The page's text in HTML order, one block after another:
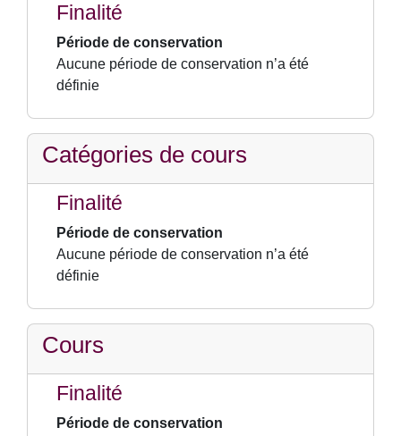
Finalité
Période de conservation
Aucune période de conservation n’a été
définie
Catégories de cours
Finalité
Période de conservation
Aucune période de conservation n’a été
définie
Cours
Finalité
Période de conservation